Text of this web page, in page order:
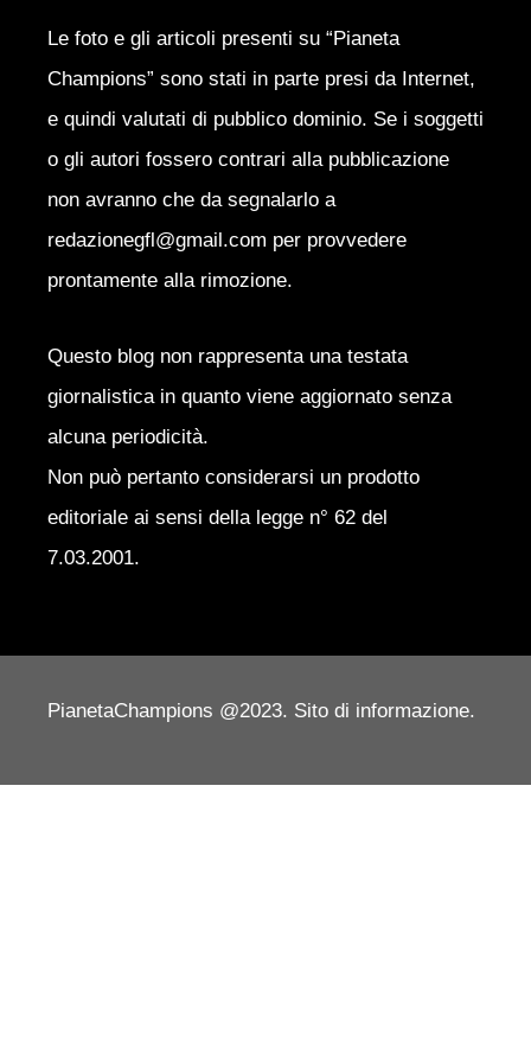
Le foto e gli articoli presenti su “Pianeta
Champions” sono stati in parte presi da Internet,
e quindi valutati di pubblico dominio. Se i soggetti
o gli autori fossero contrari alla pubblicazione
non avranno che da segnalarlo a
redazionegfl@gmail.com per provvedere
prontamente alla rimozione.
Questo blog non rappresenta una testata
giornalistica in quanto viene aggiornato senza
alcuna periodicità.
Non può pertanto considerarsi un prodotto
editoriale ai sensi della legge n° 62 del
7.03.2001.
PianetaChampions @2023. Sito di informazione.